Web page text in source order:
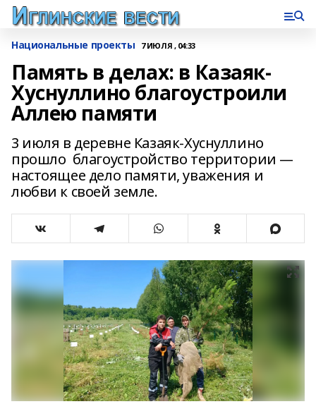
Национальные проекты 7 ИЮЛЯ , 04:33
Память в делах: в Казаяк-
Хуснуллино благоустроили
Аллею памяти
3 июля в деревне Казаяк-Хуснуллино
прошло благоустройство территории —
настоящее дело памяти, уважения и
любви к своей земле.